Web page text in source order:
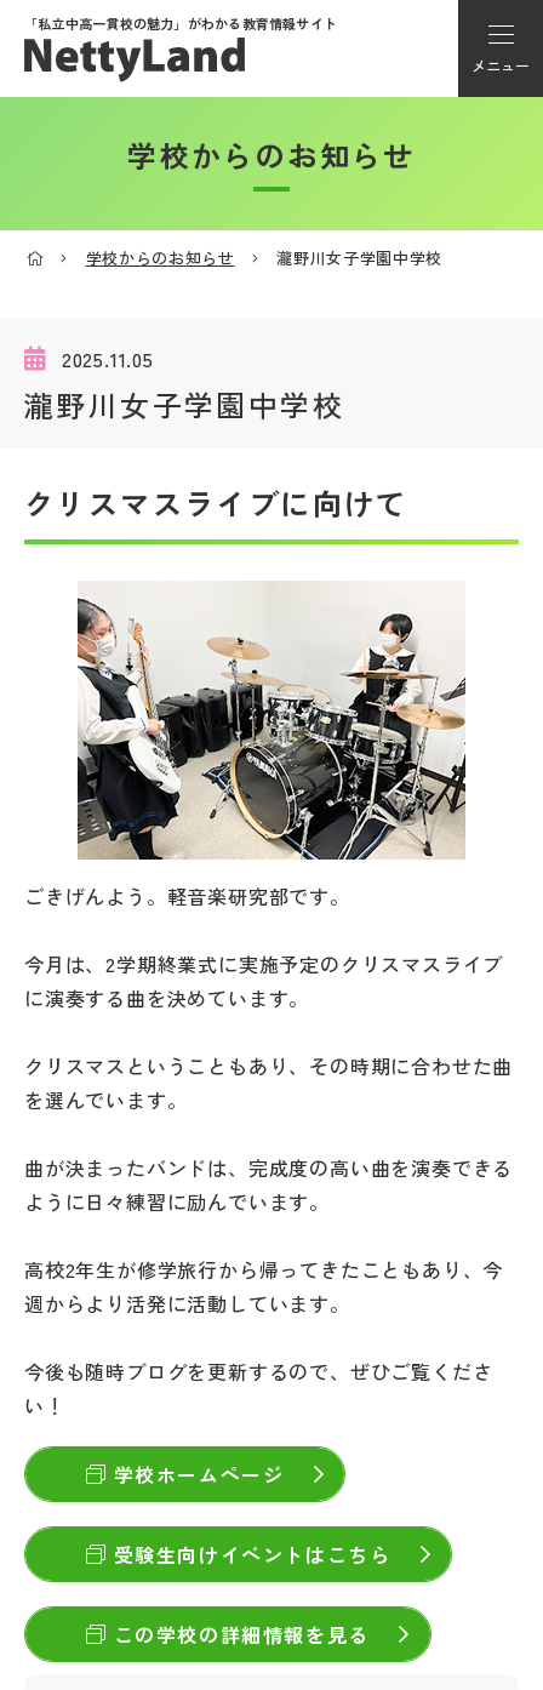
「私立中高一貫校の魅力」がわかる教育情報サイト
メニュー
アカウント登録
学校選び
私学探検隊
帰国生受験情報
説明会・イベント情報
よみもの
学校からのお知らせ
学校HP最新情報
特集
その他
お問い合わせ
運営会社
学校からのお知らせ
学校からのお知らせ 瀧野川女子学園中学校
2025.11.05
瀧野川女子学園中学校
クリスマスライブに向けて
ごきげんよう。軽音楽研究部です。
今月は、2学期終業式に実施予定のクリスマスライブ
に演奏する曲を決めています。
クリスマスということもあり、その時期に合わせた曲
を選んでいます。
曲が決まったバンドは、完成度の高い曲を演奏できる
ように日々練習に励んでいます。
高校2年生が修学旅行から帰ってきたこともあり、今
週からより活発に活動しています。
今後も随時ブログを更新するので、ぜひご覧くださ
い！
学校ホームページ
受験生向けイベントはこちら
この学校の詳細情報を見る